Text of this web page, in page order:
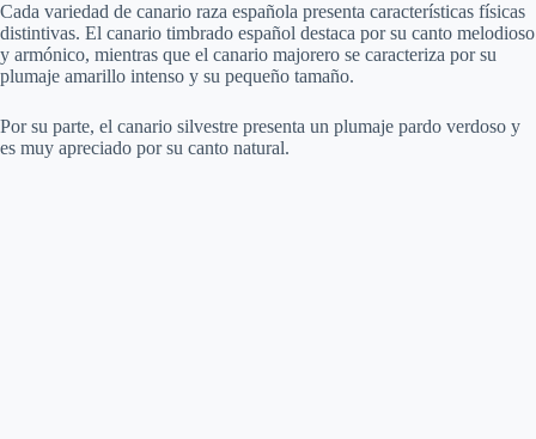
Cada variedad de canario raza española presenta características físicas
distintivas. El canario timbrado español destaca por su canto melodioso
y armónico, mientras que el canario majorero se caracteriza por su
plumaje amarillo intenso y su pequeño tamaño.
Por su parte, el canario silvestre presenta un plumaje pardo verdoso y
es muy apreciado por su canto natural.